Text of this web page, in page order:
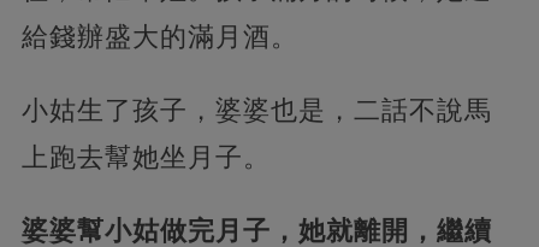
給錢辦盛大的滿月酒。
小姑生了孩子，婆婆也是，二話不說馬
上跑去幫她坐月子。
婆婆幫小姑做完月子，她就離開，繼續